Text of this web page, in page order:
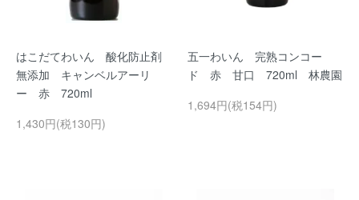
はこだてわいん 酸化防止剤
無添加 キャンベルアーリ
ー 赤 720ml
1,430円(税130円)
五一わいん 完熟コンコー
ド 赤 甘口 720ml 林農園
1,694円(税154円)